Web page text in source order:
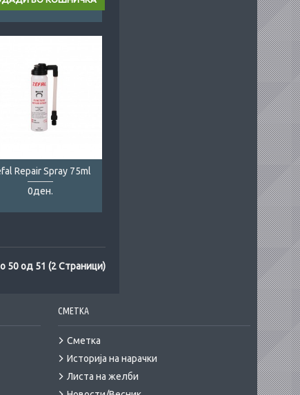
Repair Spray 75ml
0ден.
50 од 51 (2 Страници)
СМЕТКА
Сметка
Историја на нарачки
Листа на желби